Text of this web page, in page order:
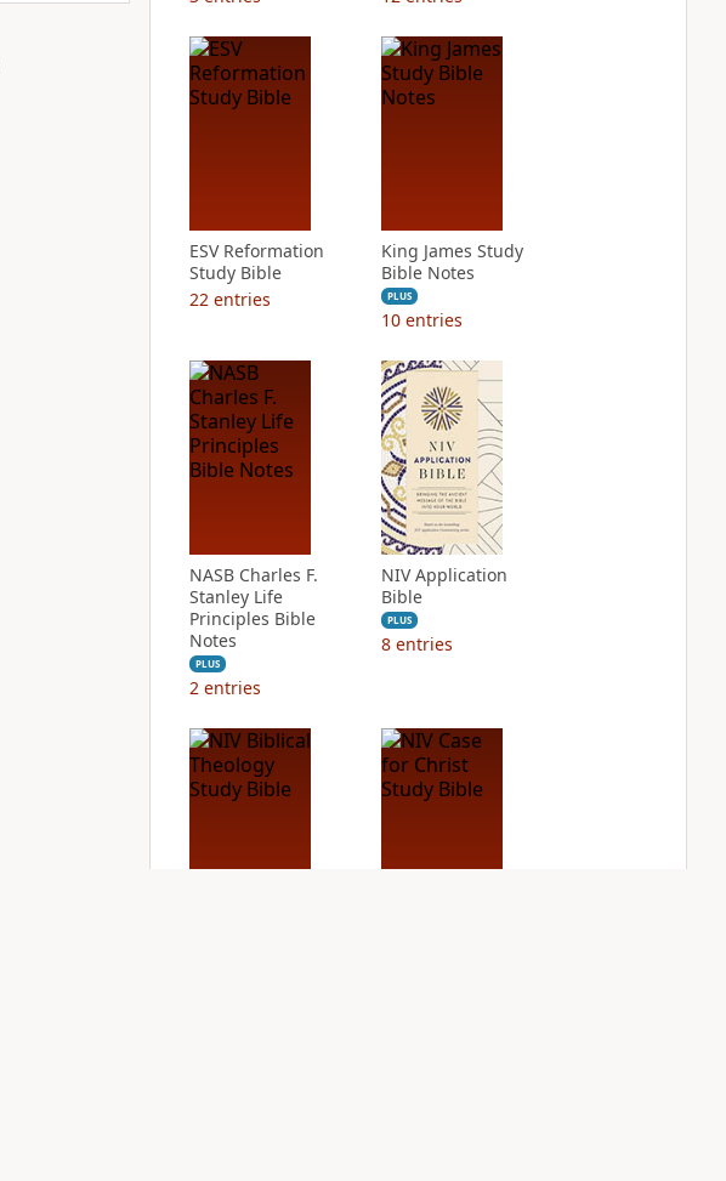
ESV Reformation
Study Bible
22 entries
King James Study
Bible Notes
PLUS
10 entries
NASB Charles F.
Stanley Life
Principles Bible
Notes
PLUS
2 entries
NIV Application
Bible
PLUS
8 entries